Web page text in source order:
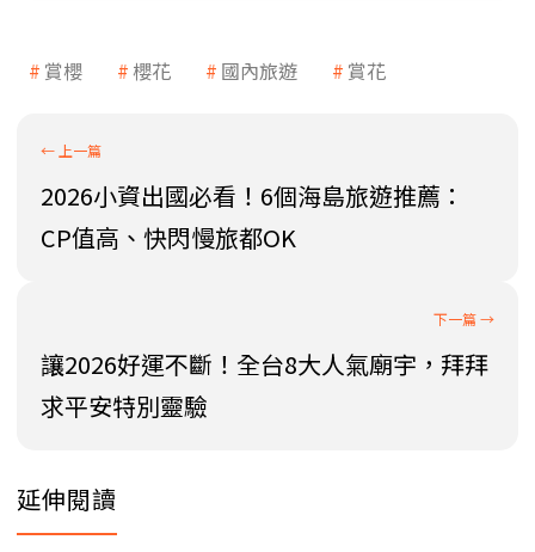
賞櫻 櫻花 國內旅遊 賞花
2026小資出國必看！6個海島旅遊推薦：
CP值高、快閃慢旅都OK
讓2026好運不斷！全台8大人氣廟宇，拜拜
求平安特別靈驗
延伸閱讀